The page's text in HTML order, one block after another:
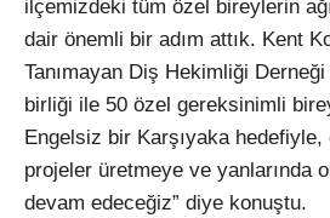
ilçemizdeki tüm özel bireylerin
dair önemli bir adım attık. Kent
Tanımayan Diş Hekimliği Derneği
birliği ile 50 özel gereksinimli
Engelsiz bir Karşıyaka
projeler üretmeye ve yanlarında
devam edeceğiz” diye konuştu.